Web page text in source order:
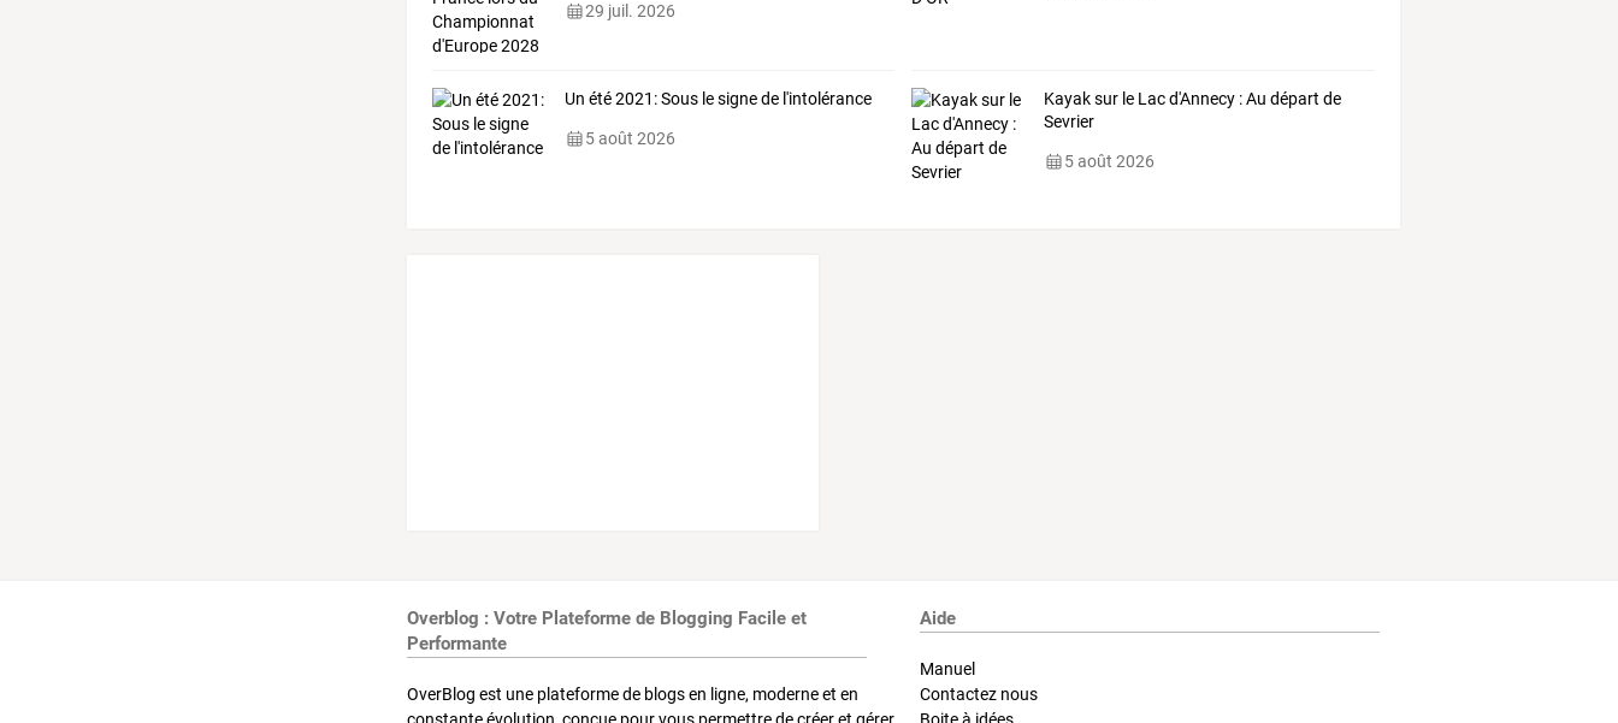
29 juil. 2026
Un été 2021: Sous le signe de l'intolérance
5 août 2026
Kayak sur le Lac d'Annecy : Au départ de
Sevrier
5 août 2026
Overblog : Votre Plateforme de Blogging Facile et
Performante
OverBlog est une plateforme de blogs en ligne, moderne et en
Aide
Manuel
Contactez nous